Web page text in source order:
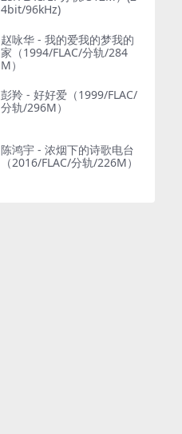
4bit/96kHz)
赵咏华 - 我的爱我的梦我的
家（1994/FLAC/分轨/284
M）
彭羚 - 好好爱（1999/FLAC/
分轨/296M）
陈鸿宇 - 浓烟下的诗歌电台
（2016/FLAC/分轨/226M）